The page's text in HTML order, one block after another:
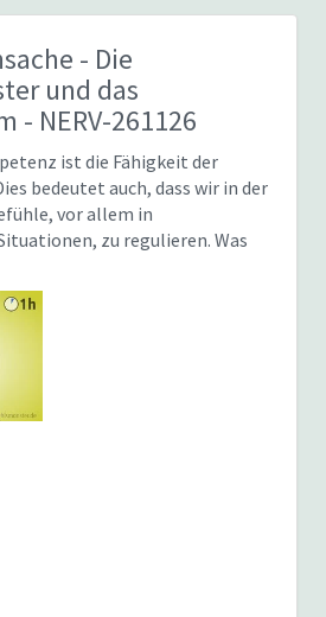
- Die
und das
- NERV-261126
ist die Fähigkeit der
bedeutet auch, dass wir in der
vor allem in
zu regulieren. Was